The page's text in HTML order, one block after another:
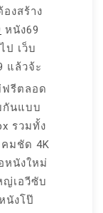
งสร้าง
หนัง69
ป เว็บ
แล้วจ้ะ
ฟรีตลอด
กันแบบ
รวมทั้ง
มชัด 4K
หนังใหม่
ญ่เอวีซับ
นังโป๊